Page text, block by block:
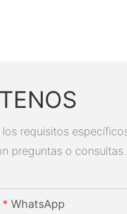
requisitos
preguntas o consultas.
WhatsApp